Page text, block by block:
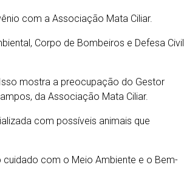
com a Associação Mata Ciliar.
Corpo de Bombeiros e Defesa Civil
mostra a preocupação do Gestor
da Associação Mata Ciliar.
com possíveis animais que
com o Meio Ambiente e o Bem-